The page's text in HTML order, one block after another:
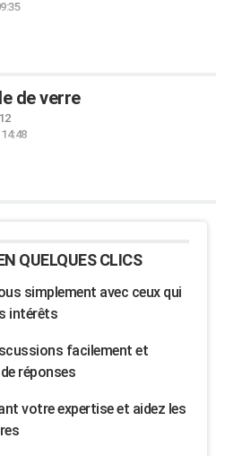
de verre
QUELQUES CLICS
simplement avec ceux qui
intérêts
facilement et
réponses
votre expertise et aidez les